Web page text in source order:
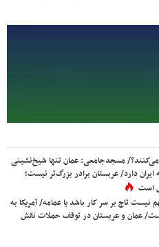
مسجدجامعی: عمان تنها شیخ‌نشینی
دارد/ عربستان برادر بزرگ‌تر نیست؛
است
نیست تاج بر سر کار باشد یا عمامه/ آمریکا به
عمان و عربستان در توقف حملات نقش